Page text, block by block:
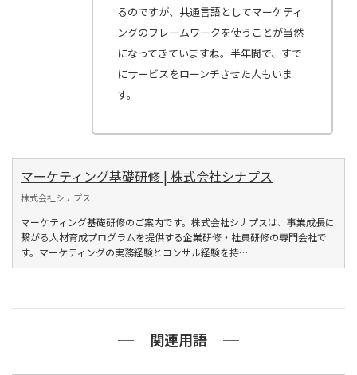
るのですが、共通言語としてマーケティ
ングのフレームワークを使うことが当然
になってきていますね。半年間で、すで
にサービスをローンチさせた人もいま
す。
マーケティング基礎研修 | 株式会社シナプス
株式会社シナプス
マーケティング基礎研修のご案内です。株式会社シナプスは、事業成長に
繋がる人材育成プログラムを提供する企業研修・社員研修の専門会社で
す。マーケティングの実務経験とコンサル経験を持…
関連用語